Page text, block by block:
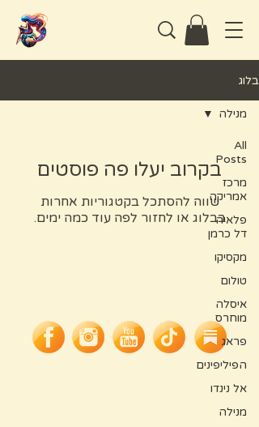
בלוג
All
Posts
מרכז
אמריקה
פלאיה
דל כרמן
מקסיקו
טולום
איסלה
מוחרס
פראג
הפיליפינים
אל נינדו
מנילה
מנילה
בקרוב יעלו פה פוסטים
שווה להסתכל בקטגוריות אחרות
בבלוג או לחזור לפה עוד כמה ימים.